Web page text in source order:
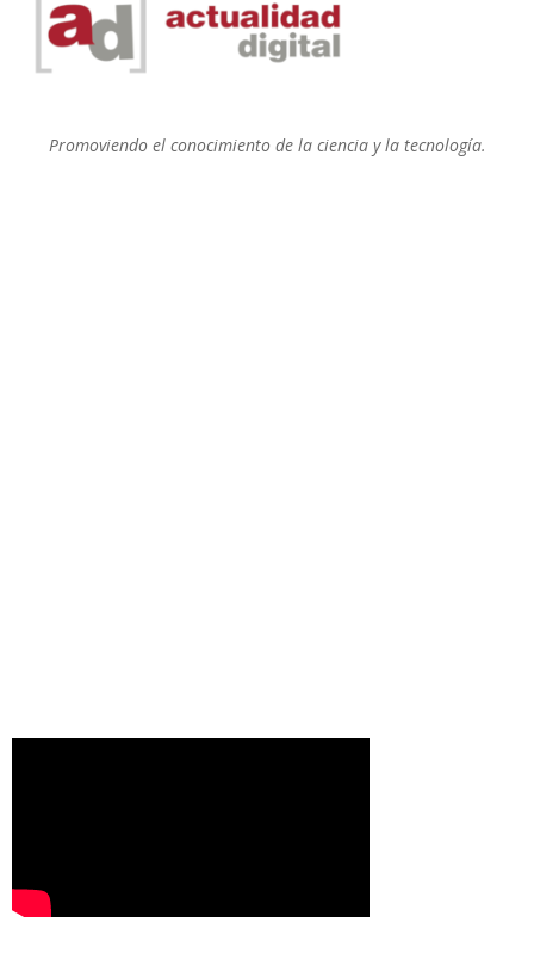
Promoviendo el conocimiento de la ciencia y la tecnología.